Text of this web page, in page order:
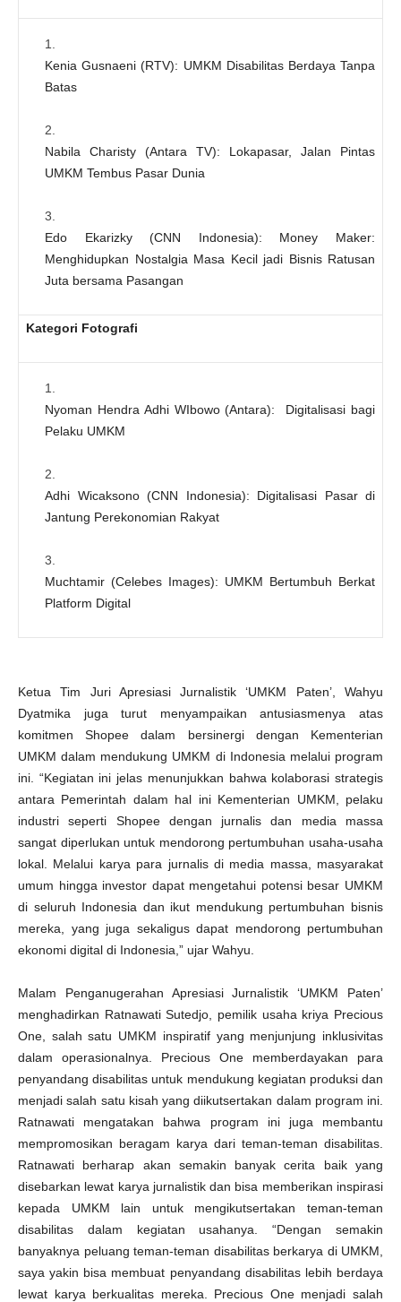
Kenia Gusnaeni (RTV): UMKM Disabilitas Berdaya Tanpa
Batas
Nabila Charisty (Antara TV): Lokapasar, Jalan Pintas
UMKM Tembus Pasar Dunia
Edo Ekarizky (CNN Indonesia): Money Maker:
Menghidupkan Nostalgia Masa Kecil jadi Bisnis Ratusan
Juta bersama Pasangan
Kategori Fotografi
Nyoman Hendra Adhi WIbowo (Antara): Digitalisasi bagi
Pelaku UMKM
Adhi Wicaksono (CNN Indonesia): Digitalisasi Pasar di
Jantung Perekonomian Rakyat
Muchtamir (Celebes Images): UMKM Bertumbuh Berkat
Platform Digital
Ketua Tim Juri Apresiasi Jurnalistik ‘UMKM Paten’, Wahyu
Dyatmika juga turut menyampaikan antusiasmenya atas
komitmen Shopee dalam bersinergi dengan Kementerian
UMKM dalam mendukung UMKM di Indonesia melalui program
ini. “Kegiatan ini jelas menunjukkan bahwa kolaborasi strategis
antara Pemerintah dalam hal ini Kementerian UMKM, pelaku
industri seperti Shopee dengan jurnalis dan media massa
sangat diperlukan untuk mendorong pertumbuhan usaha-usaha
lokal. Melalui karya para jurnalis di media massa, masyarakat
umum hingga investor dapat mengetahui potensi besar UMKM
di seluruh Indonesia dan ikut mendukung pertumbuhan bisnis
mereka, yang juga sekaligus dapat mendorong pertumbuhan
ekonomi digital di Indonesia,” ujar Wahyu.
Malam Penganugerahan Apresiasi Jurnalistik ‘UMKM Paten’
menghadirkan Ratnawati Sutedjo, pemilik usaha kriya Precious
One, salah satu UMKM inspiratif yang menjunjung inklusivitas
dalam operasionalnya. Precious One memberdayakan para
penyandang disabilitas untuk mendukung kegiatan produksi dan
menjadi salah satu kisah yang diikutsertakan dalam program ini.
Ratnawati mengatakan bahwa program ini juga membantu
mempromosikan beragam karya dari teman-teman disabilitas.
Ratnawati berharap akan semakin banyak cerita baik yang
disebarkan lewat karya jurnalistik dan bisa memberikan inspirasi
kepada UMKM lain untuk mengikutsertakan teman-teman
disabilitas dalam kegiatan usahanya. “Dengan semakin
banyaknya peluang teman-teman disabilitas berkarya di UMKM,
saya yakin bisa membuat penyandang disabilitas lebih berdaya
lewat karya berkualitas mereka. Precious One menjadi salah